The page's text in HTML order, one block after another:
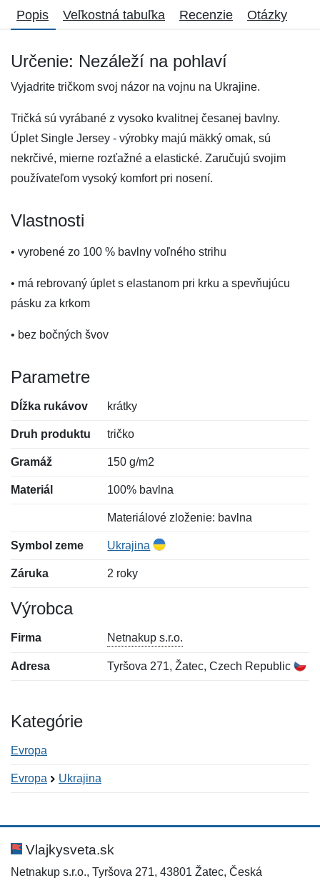
Popis Veľkostná tabuľka Recenzie Otázky
Určenie: Nezáleží na pohlaví
Vyjadrite tričkom svoj názor na vojnu na Ukrajine.
Tričká sú vyrábané z vysoko kvalitnej česanej bavlny.
Úplet Single Jersey - výrobky majú mäkký omak, sú
nekrčivé, mierne rozťažné a elastické. Zaručujú svojim
používateľom vysoký komfort pri nosení.
Vlastnosti
• vyrobené zo 100 % bavlny voľného strihu
• má rebrovaný úplet s elastanom pri krku a spevňujúcu
pásku za krkom
• bez bočných švov
Parametre
Dĺžka rukávov krátky
Druh produktu tričko
Gramáž 150 g/m2
Materiál 100% bavlna
Materiálové zloženie: bavlna
Symbol zeme Ukrajina
Záruka 2 roky
Výrobca
Firma Netnakup s.r.o.
Adresa Tyršova 271, Žatec, Czech Republic
Kategórie
Evropa
Evropa Ukrajina
Hodnotenie:
Meno:
Vlajkysveta.sk
Netnakup s.r.o., Tyršova 271, 43801 Žatec, Česká